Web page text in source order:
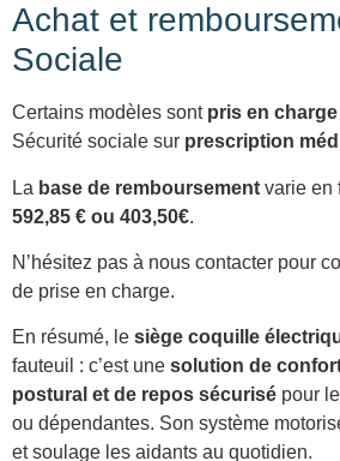
Achat et
Sociale
Certains modèles sont pris en
Sécurité sociale sur prescription
La base de remboursement varie en
592,85 € ou 403,50€.
N’hésitez pas à nous contacter pour
de prise en charge.
En résumé, le siège coquille
fauteuil : c’est une solution de
postural et de repos sécurisé pour
ou dépendantes. Son système
et soulage les aidants au quotidien.